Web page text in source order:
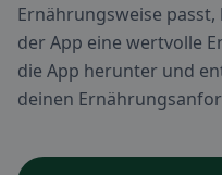
Ernährungsweise
der App eine wertvolle
die App herunter und
deinen